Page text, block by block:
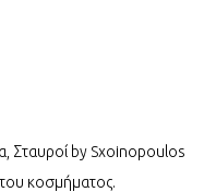
Σταυροί by Sxoinopoulos
κοσμήματος.